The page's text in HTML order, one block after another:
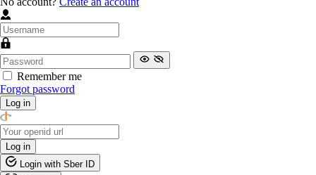
Remember me
Forgot password
Log in
Log in
Login with Sber ID